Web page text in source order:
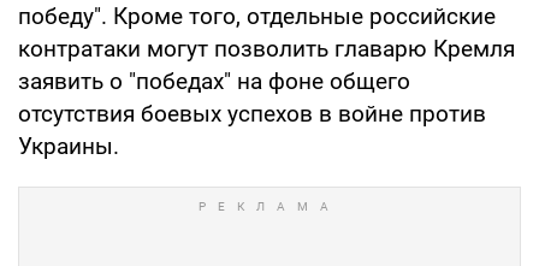
победу". Кроме того, отдельные российские
контратаки могут позволить главарю Кремля
заявить о "победах" на фоне общего
отсутствия боевых успехов в войне против
Украины.